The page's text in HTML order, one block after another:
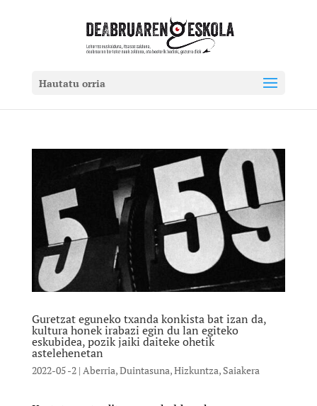
Hautatu orria
Guretzat eguneko txanda konkista bat izan da,
kultura honek irabazi egin du lan egiteko
eskubidea, pozik jaiki daiteke ohetik
astelehenetan
2022-05 -2| Aberria,Duintasuna,Hizkuntza, Saiakera